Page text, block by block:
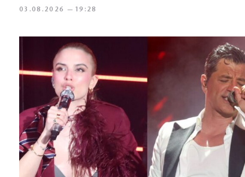
03.08.2026 — 19:28